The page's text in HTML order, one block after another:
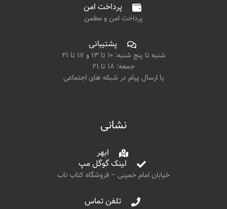
پرداخت امن
پرداخت امن و مطمن
پشتیبانی
شنبه تا پنج شنبه: ۱۰ تا ۱۳ و ۱۷ تا ۲۱
جمعه: ۱۸ تا ۲۱
یا ارسال پیام در شبکه های اجتماعی
نشانی
ابهر
لینک گوگل مپ
خیابان امام خمینی – فروشگاه کتاب ناب
تلفن تماس